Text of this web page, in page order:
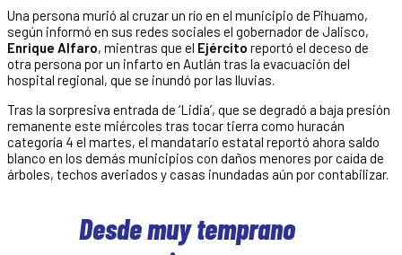
Una persona murió al cruzar un río en el municipio de Pihuamo,
según informó en sus redes sociales el gobernador de Jalisco,
Enrique Alfaro, mientras que el Ejército reportó el deceso de
otra persona por un infarto en Autlán tras la evacuación del
hospital regional, que se inundó por las lluvias.
Tras la sorpresiva entrada de ‘Lidia’, que se degradó a baja presión
remanente este miércoles tras tocar tierra como huracán
categoría 4 el martes, el mandatario estatal reportó ahora saldo
blanco en los demás municipios con daños menores por caída de
árboles, techos averiados y casas inundadas aún por contabilizar.
Desde muy temprano